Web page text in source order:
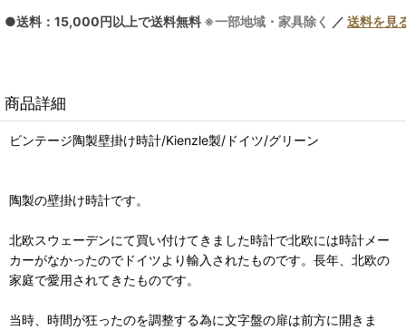
●送料：15,000円以上で送料無料 ※一部地域・家具除く ／ 送料を見
商品詳細
ビンテージ陶製壁掛け時計/Kienzle製/ドイツ/グリーン
陶製の壁掛け時計です。
北欧スウェーデンにて買い付けてきました時計で北欧には時計メー
カーがなかったのでドイツより輸入されたものです。長年、北欧の
家庭で愛用されてきたものです。
当時、時間が狂ったのを調整する為に文字盤の扉は前方に開きま